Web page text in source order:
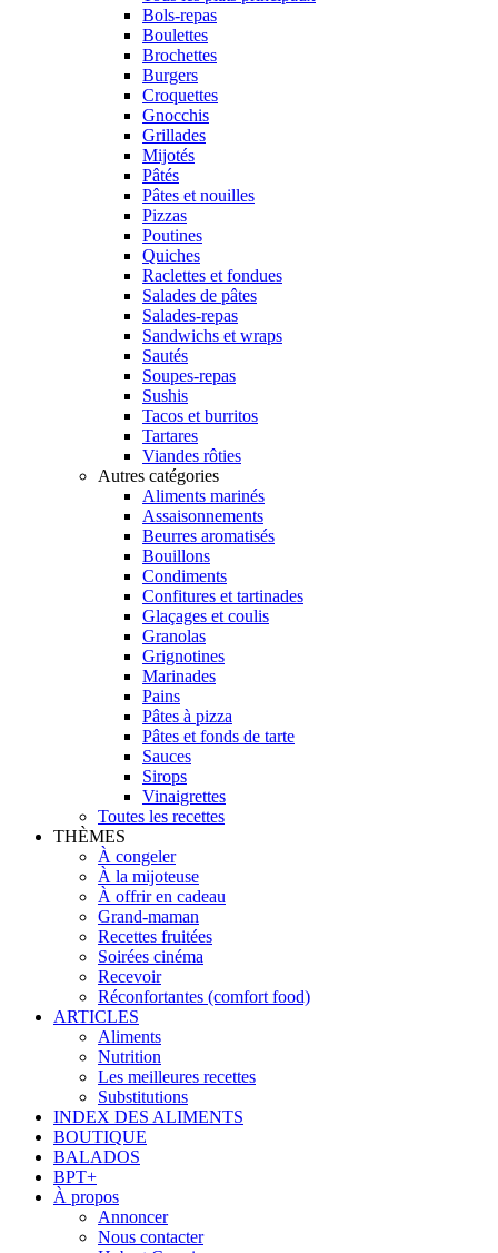
Bols-repas
Boulettes
Brochettes
Burgers
Croquettes
Gnocchis
Grillades
Mijotés
Pâtés
Pâtes et nouilles
Pizzas
Poutines
Quiches
Raclettes et fondues
Salades de pâtes
Salades-repas
Sandwichs et wraps
Sautés
Soupes-repas
Sushis
Tacos et burritos
Tartares
Viandes rôties
Autres catégories
Aliments marinés
Assaisonnements
Beurres aromatisés
Bouillons
Condiments
Confitures et tartinades
Glaçages et coulis
Granolas
Grignotines
Marinades
Pains
Pâtes à pizza
Pâtes et fonds de tarte
Sauces
Sirops
Vinaigrettes
Toutes les recettes
THÈMES
À congeler
À la mijoteuse
À offrir en cadeau
Grand-maman
Recettes fruitées
Soirées cinéma
Recevoir
Réconfortantes (comfort food)
ARTICLES
Aliments
Nutrition
Les meilleures recettes
Substitutions
INDEX DES ALIMENTS
BOUTIQUE
BALADOS
BPT+
À propos
Annoncer
Nous contacter